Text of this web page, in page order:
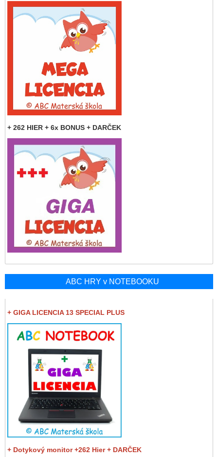
+ 262 HIER + 6x BONUS + DARČEK
ABC HRY v NOTEBOOKU
+ GIGA LICENCIA 13 SPECIAL PLUS
+ Dotykový monitor +262 Hier + DARČEK